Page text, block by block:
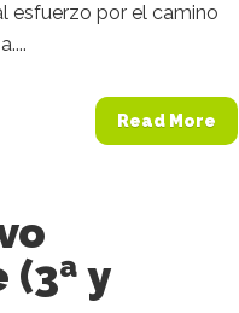
esfuerzo por el camino
Read More
y